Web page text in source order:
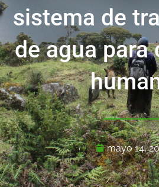
sistema de
de agua para
mayo 14,